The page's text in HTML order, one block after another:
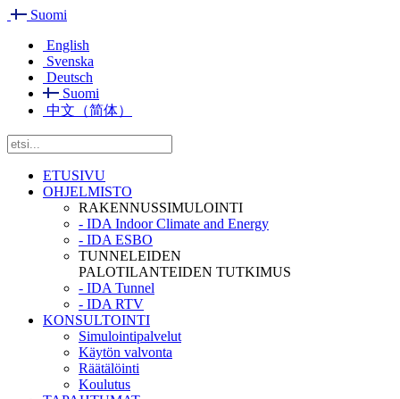
Suomi
English
Svenska
Deutsch
Suomi
中文（简体）
ETUSIVU
OHJELMISTO
RAKENNUSSIMULOINTI
- IDA Indoor Climate and Energy
- IDA ESBO
TUNNELEIDEN
PALOTILANTEIDEN TUTKIMUS
- IDA Tunnel
- IDA RTV
KONSULTOINTI
Simulointipalvelut
Käytön valvonta
Räätälöinti
Koulutus